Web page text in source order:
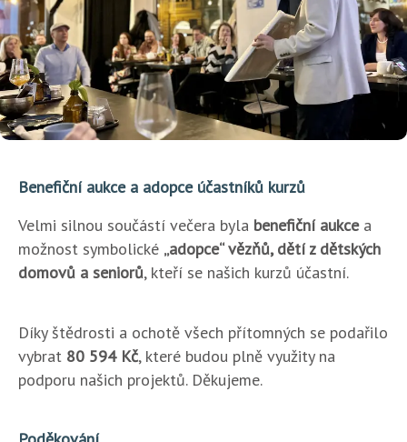
Benefiční aukce a adopce účastníků kurzů
Velmi silnou součástí večera byla benefiční aukcea
možnost symbolické „adopce“ vězňů, dětí z dětských
domovů a seniorů, kteří se našich kurzů účastní.
Díky štědrosti a ochotě všech přítomných se podařilo
vybrat 80 594 Kč, které budou plně využity na
podporu našich projektů. Děkujeme.